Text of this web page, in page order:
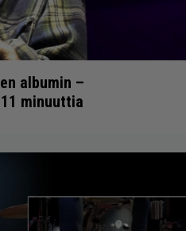
albumin –
minuuttia